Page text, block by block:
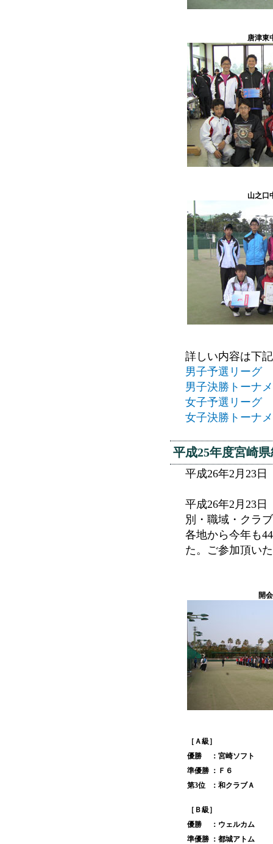
唐津東
山之口
詳しい内容は下
男子予選リーグ
男子決勝トーナ
女子予選リーグ
女子決勝トーナ
平成25年度宮崎
平成26年2月23
平成26年2月23
別・職域・クラ
各地から今年も
た。ご参加頂い
開
［Ａ級］
優勝
：宮崎ソフト
準優勝 ：Ｆ６
第3位
：和クラブＡ
［Ｂ級］
優勝
：ウェルカム
準優勝 ：都城アトム